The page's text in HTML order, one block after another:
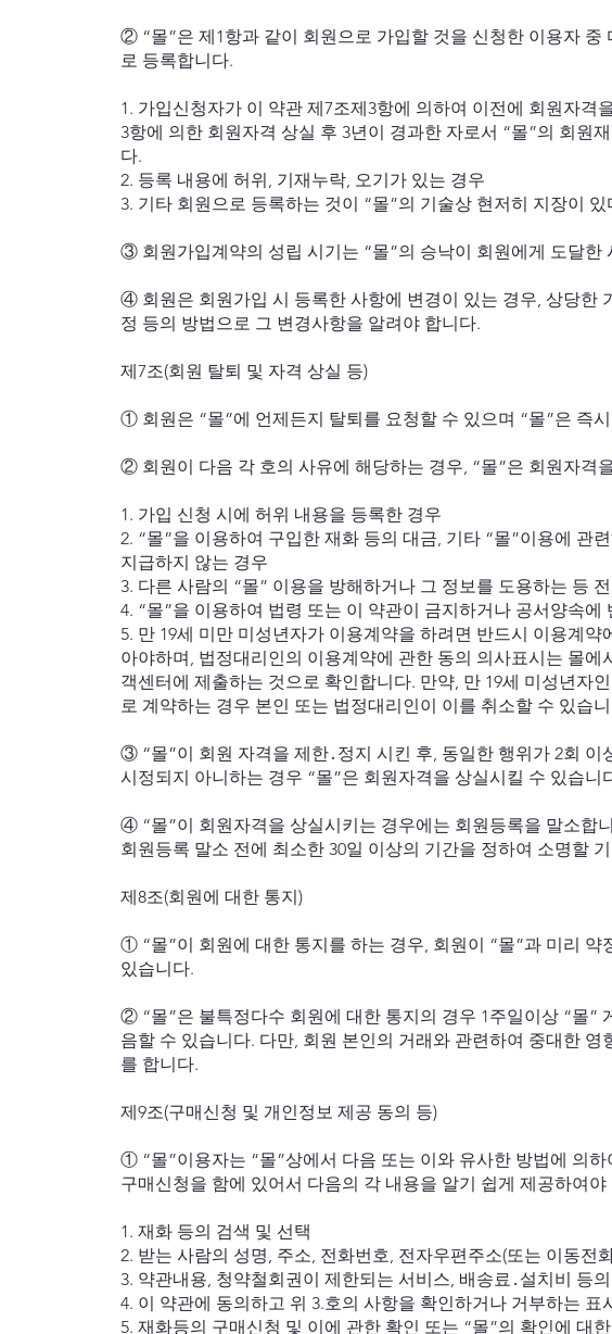
② “몰”은 제1항과 같이 회원으로 가입할 것을 신청한 이용자 중
로 등록합니다.
1. 가입신청자가 이 약관 제7조제3항에 의하여 이전에 회원자격
3항에 의한 회원자격 상실 후 3년이 경과한 자로서 “몰”의 회원
다.
2. 등록 내용에 허위, 기재누락, 오기가 있는 경우
3. 기타 회원으로 등록하는 것이 “몰”의 기술상 현저히 지장이
③ 회원가입계약의 성립 시기는 “몰”의 승낙이 회원에게 도달한
④ 회원은 회원가입 시 등록한 사항에 변경이 있는 경우, 상당한
정 등의 방법으로 그 변경사항을 알려야 합니다.
제7조(회원 탈퇴 및 자격 상실 등)
① 회원은 “몰”에 언제든지 탈퇴를 요청할 수 있으며 “몰”은 즉
② 회원이 다음 각 호의 사유에 해당하는 경우, “몰”은 회원자격
1. 가입 신청 시에 허위 내용을 등록한 경우
2. “몰”을 이용하여 구입한 재화 등의 대금, 기타 “몰”이용에 관
지급하지 않는 경우
3. 다른 사람의 “몰” 이용을 방해하거나 그 정보를 도용하는 등
4. “몰”을 이용하여 법령 또는 이 약관이 금지하거나 공서양속에
5. 만 19세 미만 미성년자가 이용계약을 하려면 반드시 이용계
아야하며, 법정대리인의 이용계약에 관한 동의 의사표시는 몰에
객센터에 제출하는 것으로 확인합니다. 만약, 만 19세 미성년자
로 계약하는 경우 본인 또는 법정대리인이 이를 취소할 수 있습
③ “몰”이 회원 자격을 제한․정지 시킨 후, 동일한 행위가 2회 이
시정되지 아니하는 경우 “몰”은 회원자격을 상실시킬 수 있습니
④ “몰”이 회원자격을 상실시키는 경우에는 회원등록을 말소합
회원등록 말소 전에 최소한 30일 이상의 기간을 정하여 소명할
제8조(회원에 대한 통지)
① “몰”이 회원에 대한 통지를 하는 경우, 회원이 “몰”과 미리 약
있습니다.
② “몰”은 불특정다수 회원에 대한 통지의 경우 1주일이상 “몰”
음할 수 있습니다. 다만, 회원 본인의 거래와 관련하여 중대한
를 합니다.
제9조(구매신청 및 개인정보 제공 동의 등)
① “몰”이용자는 “몰”상에서 다음 또는 이와 유사한 방법에 의
구매신청을 함에 있어서 다음의 각 내용을 알기 쉽게 제공하여야
1. 재화 등의 검색 및 선택
2. 받는 사람의 성명, 주소, 전화번호, 전자우편주소(또는 이동전
3. 약관내용, 청약철회권이 제한되는 서비스, 배송료․설치비 등
4. 이 약관에 동의하고 위 3.호의 사항을 확인하거나 거부하는 표
5. 재화등의 구매신청 및 이에 관한 확인 또는 “몰”의 확인에 대